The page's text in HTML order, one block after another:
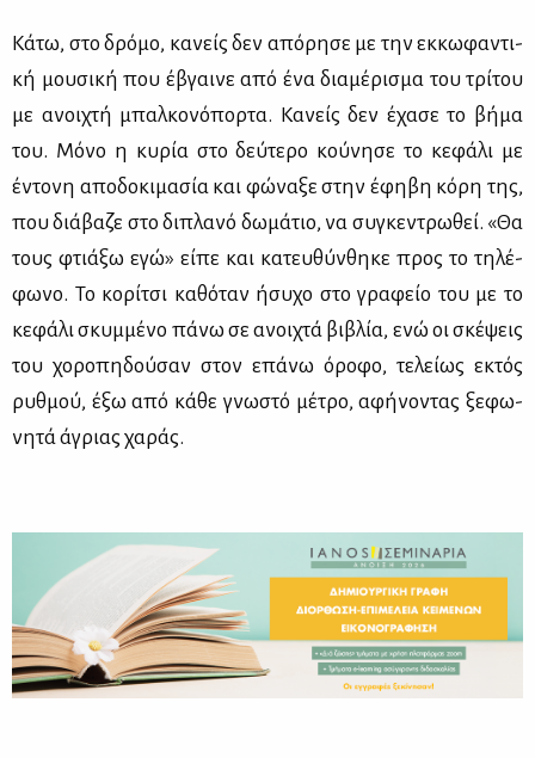
Κά­τω, στο δρό­μο, κα­νείς δεν από­ρη­σε με την εκ­κω­φα­ντι­
κή μου­σι­κή που έβγαι­νε από ένα δια­μέ­ρι­σμα του τρί­του
με ανοι­χτή μπαλ­κο­νό­πορ­τα. Κα­νείς δεν έχα­σε το βή­μα
του. Μό­νο η κυ­ρία στο δεύ­τε­ρο κού­νη­σε το κε­φά­λι με
έντο­νη απο­δο­κι­μα­σία και φώ­να­ξε στην έφη­βη κό­ρη της,
που διά­βα­ζε στο δι­πλα­νό δω­μά­τιο, να συ­γκε­ντρω­θεί. «Θα
τους φτιά­ξω εγώ» εί­πε και κα­τευ­θύν­θη­κε προς το τη­λέ­
φω­νο. Το κο­ρί­τσι κα­θό­ταν ήσυ­χο στο γρα­φείο του με το
κε­φά­λι σκυμ­μέ­νο πά­νω σε ανοι­χτά βι­βλία, ενώ οι σκέ­ψεις
του χο­ρο­πη­δού­σαν στον επά­νω όρο­φο, τε­λεί­ως εκτός
ρυθ­μού, έξω από κά­θε γνω­στό μέ­τρο, αφή­νο­ντας ξε­φω­
νη­τά άγριας χα­ράς.